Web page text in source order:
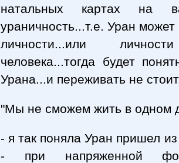
натальных картах на
ураничность...т.е. Уран
личности...или
человека...тогда будет
Урана...и переживать не
"Мы не сможем жить в одном
- я так поняла Уран пришел
- при напряженной